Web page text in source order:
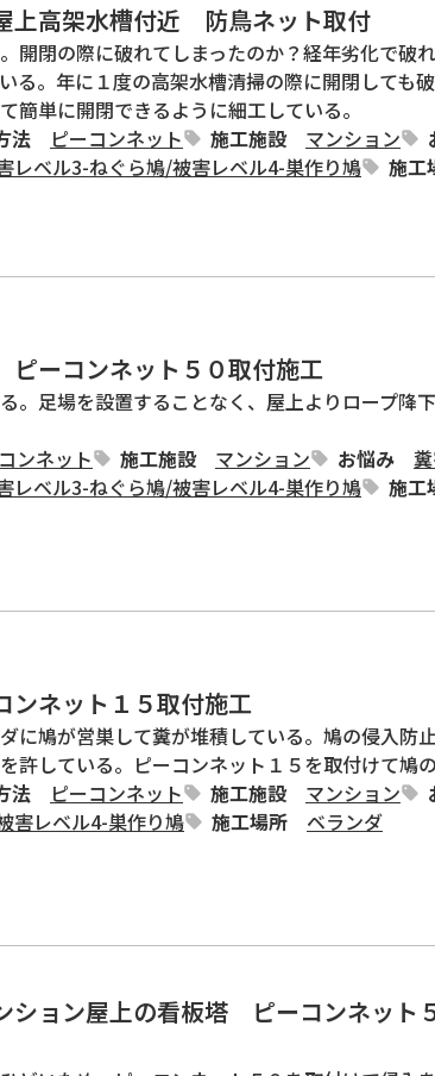
上高架水槽付近 防鳥ネット取付
開閉の際に破れてしまったのか？経年劣化で破
。年に１度の高架水槽清掃の際に開閉しても
単に開閉できるように細工している。
法 ピーコンネット 施工施設 マンション
レベル3-ねぐら鳩/被害レベル4-巣作り鳩 施工
ーコンネット５０取付施工
。足場を設置することなく、屋上よりロープ降
ンネット 施工施設 マンション お悩み
レベル3-ねぐら鳩/被害レベル4-巣作り鳩 施工
ネット１５取付施工
に鳩が営巣して糞が堆積している。鳩の侵入防
許している。ピーコンネット１５を取付けて鳩
法 ピーコンネット 施工施設 マンション
害レベル4-巣作り鳩 施工場所
ベランダ
ョン屋上の看板塔 ピーコンネット